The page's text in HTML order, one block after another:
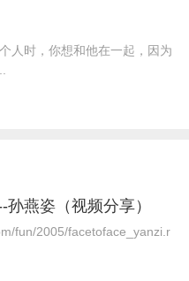
时，你想和他在一起，因为
孙燕姿（视频分享）
fun/2005/facetoface_yanzi.r